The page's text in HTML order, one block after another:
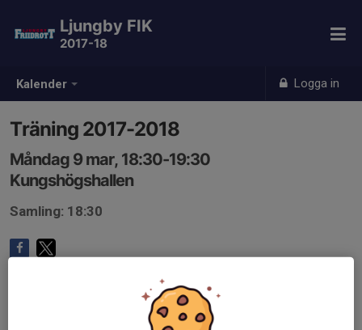
Kalender Logga in
Ljungby FIK
2017-18
Träning 2017-2018
Måndag 9 mar, 18:30-19:30
Kungshögshallen
Samling: 18:30